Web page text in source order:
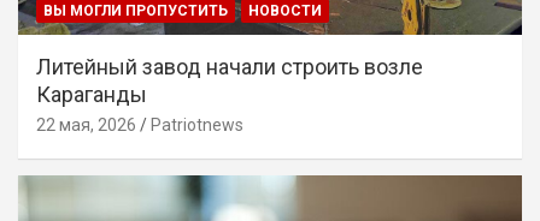
ВЫ МОГЛИ ПРОПУСТИТЬ НОВОСТИ
Литейный завод начали строить возле
Караганды
22 мая, 2026 Patriotnews